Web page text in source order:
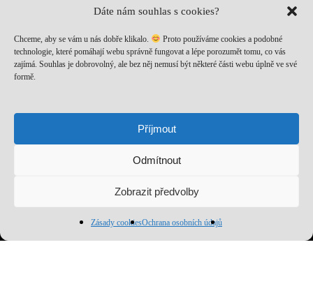
Dáte nám souhlas s cookies?
Chceme, aby se vám u nás dobře klikalo.
Proto používáme cookies a podobné
technologie, které pomáhají webu správně fungovat a lépe porozumět tomu, co vás
zajímá. Souhlas je dobrovolný, ale bez něj nemusí být některé části webu úplně ve své
formě.
Příjmout
Odmítnout
Zobrazit předvolby
Zásady cookiesOchrana osobních údajů
Přihlaš se k odběru a nenech si ujít novinky, speciální nabídky
a inspirativní obsah. Přinášíme ti jen to, co stojí za to!